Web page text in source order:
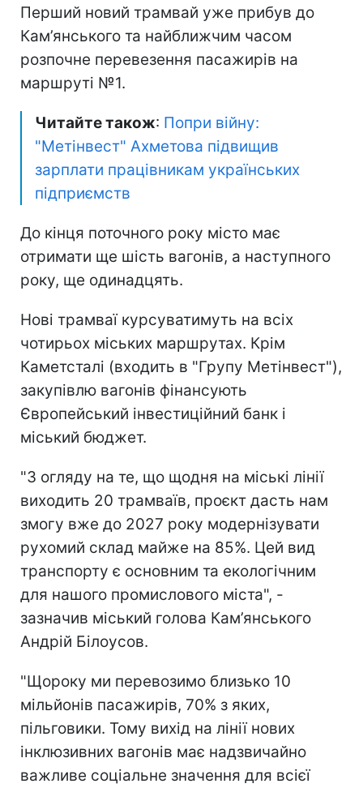
Перший новий трамвай уже прибув до
Кам’янського та найближчим часом
розпочне перевезення пасажирів на
маршруті №1.
Читайте також: Попри війну:
"Метінвест" Ахметова підвищив
зарплати працівникам українських
підприємств
До кінця поточного року місто має
отримати ще шість вагонів, а наступного
року, ще одинадцять.
Нові трамваї курсуватимуть на всіх
чотирьох міських маршрутах. Крім
Каметсталі (входить в "Групу Метінвест"),
закупівлю вагонів фінансують
Європейський інвестиційний банк і
міський бюджет.
"З огляду на те, що щодня на міські лінії
виходить 20 трамваїв, проєкт дасть нам
змогу вже до 2027 року модернізувати
рухомий склад майже на 85%. Цей вид
транспорту є основним та екологічним
для нашого промислового міста", -
зазначив міський голова Кам’янського
Андрій Білоусов.
"Щороку ми перевозимо близько 10
мільйонів пасажирів, 70% з яких,
пільговики. Тому вихід на лінії нових
інклюзивних вагонів має надзвичайно
важливе соціальне значення для всієї